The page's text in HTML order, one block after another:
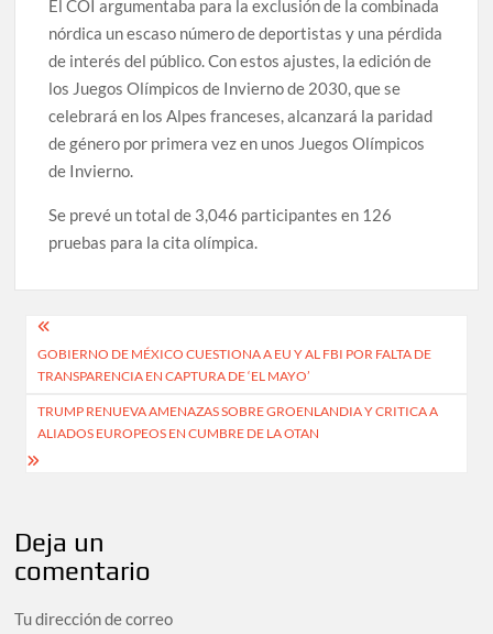
El COI argumentaba para la exclusión de la combinada
nórdica un escaso número de deportistas y una pérdida
de interés del público. Con estos ajustes, la edición de
los Juegos Olímpicos de Invierno de 2030, que se
celebrará en los Alpes franceses, alcanzará la paridad
de género por primera vez en unos Juegos Olímpicos
de Invierno.
Se prevé un total de 3,046 participantes en 126
pruebas para la cita olímpica.
Navegación
de
entradas
GOBIERNO DE MÉXICO CUESTIONA A EU Y AL FBI POR FALTA DE
TRANSPARENCIA EN CAPTURA DE ‘EL MAYO’
TRUMP RENUEVA AMENAZAS SOBRE GROENLANDIA Y CRITICA A
ALIADOS EUROPEOS EN CUMBRE DE LA OTAN
Deja un
comentario
Tu dirección de correo